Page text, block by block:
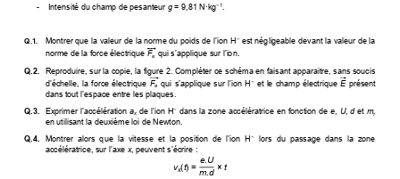
-    Intensité du champ de pesanteur g = 9,81 N·kg−1
Q.1. Montrer que la valeur de la norme du poids de l’ion H− est négligeable devant la valeur de la
norme de la force électrique Fe qui s’applique sur l’ion.
Q.2.
  Reproduire, sur la copie, la figure 2. Compléter ce schéma en faisant apparaitre, sans soucis
d’échelle, la force électrique
  F
e qui s’applique sur l’ion H− et  le champ électrique E présent
dans tout l’espace entre les plaques.
Q.3.
Exprimer l’accélération ax de l’ion H− dans la zone accélératrice en fonction de e U, d et m,
en utilisant la deuxième loi de Newton.
Q.4.
Montrer alors que la vitesse et la position de l’ion H −
  lors  du  passage  dans  la  zone
accélératrice, sur l’axe x, peuvent s’écrire :
vx(t) =
e. U
m .d
× t